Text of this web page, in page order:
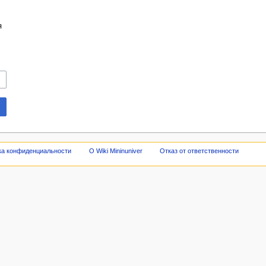
конфиденциальности О Wiki Mininuniver Отказ от ответственности